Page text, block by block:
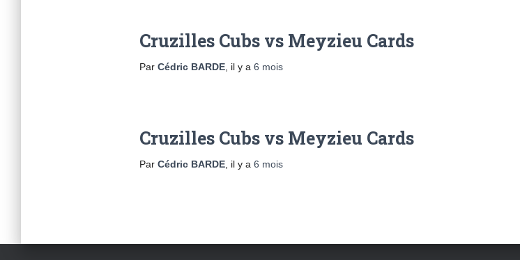
Cruzilles Cubs vs Meyzieu Cards
Par Cédric BARDE, il y a 6 mois
Cruzilles Cubs vs Meyzieu Cards
Par Cédric BARDE, il y a 6 mois